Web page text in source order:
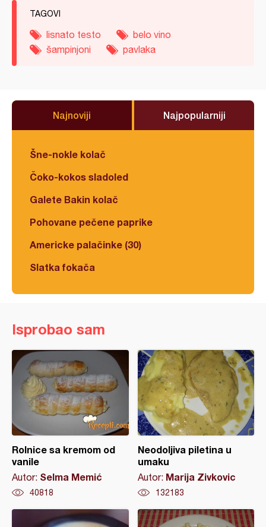
TAGOVI
lisnato testo
belo vino
šampinjoni
pavlaka
Najnoviji Najpopularniji
Šne-nokle kolač
Čoko-kokos sladoled
Galete Bakin kolač
Pohovane pečene paprike
Americke palačinke (30)
Slatka fokača
Isprobao sam
Rolnice sa kremom od
vanile
Autor: Selma Memić
40818
Neodoljiva piletina u
umaku
Autor: Marija Zivkovic
132183